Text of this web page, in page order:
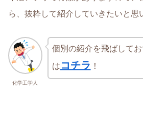
ら、抜粋して紹介していきたいと思
化学工学人
個別の紹介を飛ばして
は コチラ ！